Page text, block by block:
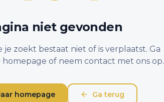
niet gevonden
je zoekt bestaat niet of is verplaatst. Ga
of neem contact met ons op.
homepage Ga terug